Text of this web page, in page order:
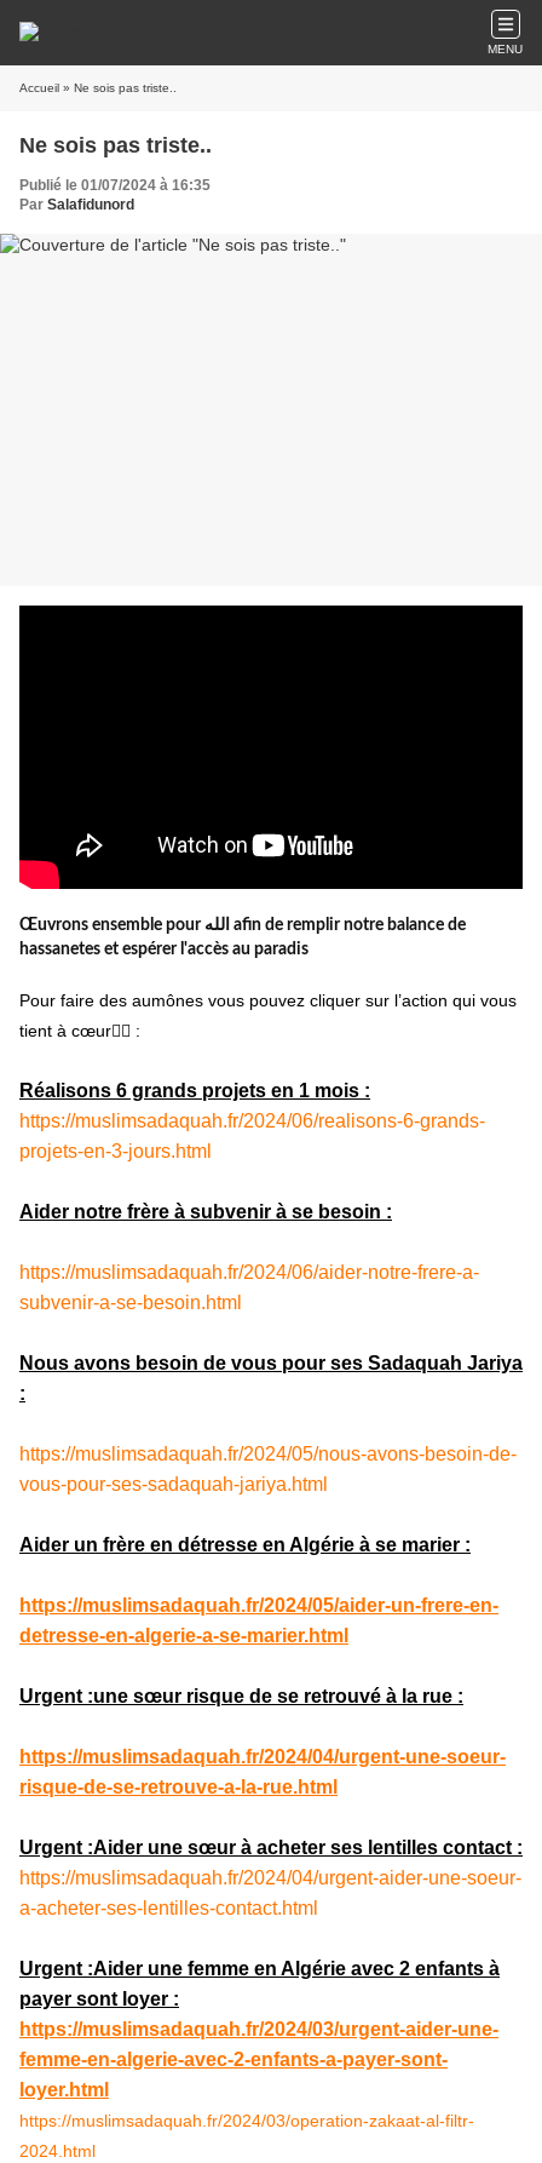
MENU
Accueil » Ne sois pas triste..
Ne sois pas triste..
Publié le 01/07/2024 à 16:35
Par Salafidunord
Œuvrons ensemble pour الله afin de remplir notre balance de
hassanetes et espérer l'accès au paradis
Pour faire des aumônes vous pouvez cliquer sur l’action qui vous
tient à cœur👇🏼 :
Réalisons 6 grands projets en 1 mois :
https://muslimsadaquah.fr/2024/06/realisons-6-grands-
projets-en-3-jours.html
Aider notre frère à subvenir à se besoin :
https://muslimsadaquah.fr/2024/06/aider-notre-frere-a-
subvenir-a-se-besoin.html
Nous avons besoin de vous pour ses Sadaquah Jariya
:
https://muslimsadaquah.fr/2024/05/nous-avons-besoin-de-
vous-pour-ses-sadaquah-jariya.html
Aider un frère en détresse en Algérie à se marier :
https://muslimsadaquah.fr/2024/05/aider-un-frere-en-
detresse-en-algerie-a-se-marier.html
Urgent :une sœur risque de se retrouvé à la rue :
https://muslimsadaquah.fr/2024/04/urgent-une-soeur-
risque-de-se-retrouve-a-la-rue.html
Urgent :Aider une sœur à acheter ses lentilles contact :
https://muslimsadaquah.fr/2024/04/urgent-aider-une-soeur-
a-acheter-ses-lentilles-contact.html
Urgent :Aider une femme en Algérie avec 2 enfants à
payer sont loyer :
https://muslimsadaquah.fr/2024/03/urgent-aider-une-
femme-en-algerie-avec-2-enfants-a-payer-sont-
loyer.html
https://muslimsadaquah.fr/2024/03/operation-zakaat-al-filtr-
2024.html